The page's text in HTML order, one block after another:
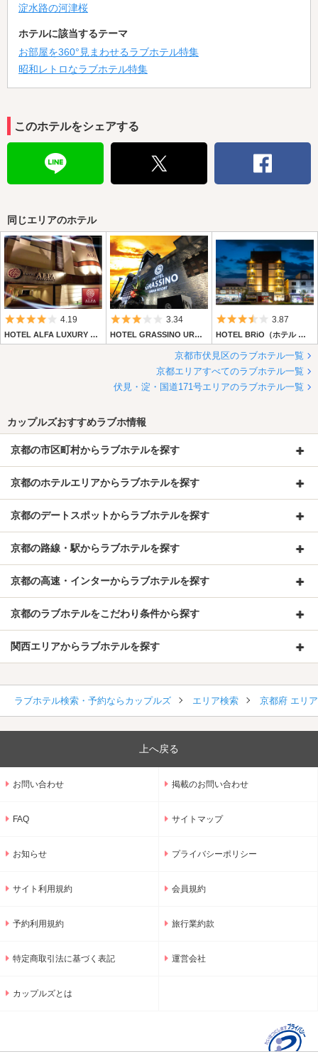
淀水路の河津桜
ホテルに該当するテーマ
お部屋を360°見まわせるラブホテル特集
昭和レトロなラブホテル特集
このホテルをシェアする
同じエリアのホテル
5つ星のうち4
4.19
HOTEL ALFA LUXURY SWEET (ホテル アルファラグジュアリースイート)
5つ星のうち3
3.34
HOTEL GRASSINO URBAN RESORT (ホテル グラッシーノ アーバン リゾート)
5つ星のうち
3.87
HOTEL BRiO（ホテル ブリオ）
京都市伏見区のラブホテル一覧
京都エリアすべてのラブホテル一覧
伏見・淀・国道171号エリアのラブホテル一覧
カップルズおすすめラブホ情報
京都の市区町村からラブホテルを探す
京都のホテルエリアからラブホテルを探す
京都のデートスポットからラブホテルを探す
京都の路線・駅からラブホテルを探す
京都の高速・インターからラブホテルを探す
京都のラブホテルをこだわり条件から探す
関西エリアからラブホテルを探す
ラブホテル検索・予約ならカップルズ エリア検索 京都府 エリ
上へ戻る
お問い合わせ 掲載のお問い合わせ
FAQ サイトマップ
お知らせ プライバシーポリシー
サイト利用規約 会員規約
予約利用規約 旅行業約款
特定商取引法に基づく表記 運営会社
カップルズとは